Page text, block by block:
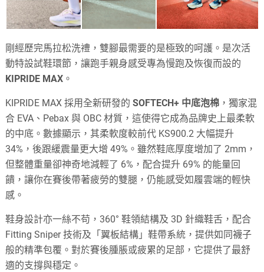
剛經歷完馬拉松洗禮，雙腳最需要的是極致的呵護。是次活
動特設試鞋環節，讓跑手親身感受專為慢跑及恢復而設的
KIPRIDE MAX 。
KIPRIDE MAX 採用全新研發的SOFTECH+ 中底泡棉 ，獨家混
合 EVA、Pebax 與 OBC 材質，這使得它成為品牌史上最柔軟
的中底。數據顯示，其柔軟度較前代 KS900.2 大幅提升
34%，後跟緩震量更大增 49%。雖然鞋底厚度增加了 2mm，
但整體重量卻神奇地減輕了 6%，配合提升 69% 的能量回
饋，讓你在賽後帶著疲勞的雙腿，仍能感受如履雲端的輕快
感。
鞋身設計亦一絲不苟，360° 鞋領結構及 3D 針織鞋舌，配合
Fitting Sniper 技術及「翼板結構」鞋帶系統，提供如同襪子
般的精準包覆。對於賽後腫脹或疲累的足部，它提供了最舒
適的支撐與穩定。